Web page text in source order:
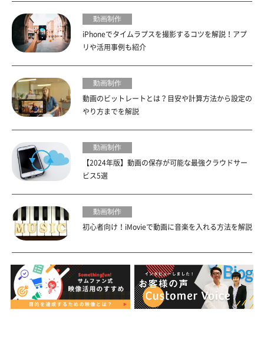
動画制作
iPhoneでタイムラプスを撮影するコツを解説！アプ
リや活用事例も紹介
動画制作
動画のビットレートとは？目安や計算方法から設定の
やり方までを解説
動画制作
【2024年版】動画の保存が可能な最強クラウドサー
ビス5選
動画制作
初心者向け！iMovieで動画に音楽を入れる方法を解説